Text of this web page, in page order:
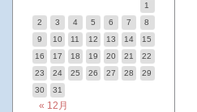
« 12月
1
2
3 4 5 6 7
8
9
10 11 12 13 14
15
16
17 18 19 20 21
22
23
24 25 26 27 28
29
30
31